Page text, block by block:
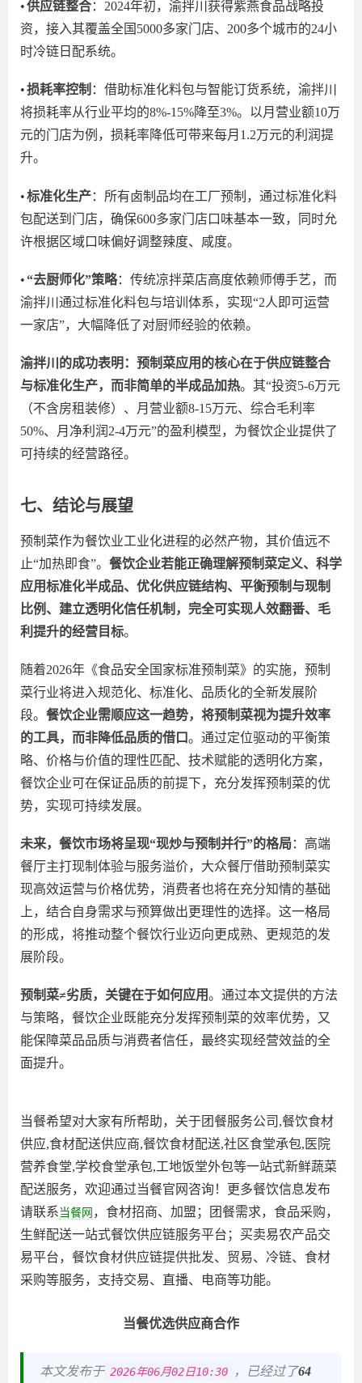
•供应链整合： 2024年初，渝拌川 获得紫燕食品战略投
资，接入其覆盖全国 5000多家门店、 200多个城市的24小
时冷链日配系统。
•损耗率控制 ：借助标准化料包与智能订货系统，渝拌川
将损耗率从行业平均的8%-15%降至3%。以月营业额10万
元的门店为例，损耗率降低可带来每月1.2万元的利润提
升。
•标准化生产：所有卤制品均在工厂预制， 通过标准化料
包配送到门店， 确保600多家门店口味基本一致，同时允
许根据区域口味偏好调整辣度、咸度。
•“去厨师化”策略：传统凉拌菜店高度依赖师傅手艺，而
渝拌川通过标准化料包与培训体系，实现“2人即可运营
一家店”，大幅降低了对厨师经验的依赖。
渝拌川的成功表明：预制菜应用的核心在于供应链整合
与标准化生产，而非简单的半成品加热。其“投资5-6万元
（不含房租装修）、月营业额8-15万元、综合毛利率
50%、月净利润2-4万元”的盈利模型，为餐饮企业提供了
可持续的经营路径。
七、结论与展望
预制菜作为餐饮业工业化进程的必然产物，其价值远不
止“加热即食”。 餐饮企业若能正确理解预制菜定义、科学
应用标准化半成品、优化供应链结构、平衡预制与现制
比例、建立透明化信任机制，完全可实现人效翻番、毛
利提升的经营目标。
随着2026年《食品安全国家标准预制菜》的实施，预制
菜行业将进入规范化、标准化、品质化的全新发展阶
段。 餐饮企业需顺应这一趋势，将预制菜视为提升效率
的工具，而非降低品质的借口。通过定位驱动的平衡策
略、价格与价值的理性匹配、技术赋能的透明化方案，
餐饮企业可在保证品质的前提下， 充分发挥预制菜的优
势，实现可持续发展。
未来，餐饮市场将呈现“现炒与预制并行”的格局：高端
餐厅主打现制体验与服务溢价，大众餐厅借助预制菜实
现高效运营与价格优势，消费者也将在充分知情的基础
上，结合自身需求与预算做出更理性的选择。这一格局
的形成，将推动整个餐饮行业迈向更成熟、更规范的发
展阶段。
预制菜≠劣质，关键在于如何应用。通过本文提供的方法
与策略，餐饮企业既能充分发挥预制菜的效率优势，又
能保障菜品品质与消费者信任，最终实现经营效益的全
面提升。
当餐希望对大家有所帮助，关于团餐服务公司,餐饮食材
供应,食材配送供应商,餐饮食材配送,社区食堂承包,医院
营养食堂,学校食堂承包,工地饭堂外包等一站式新鲜蔬菜
配送服务，欢迎通过当餐官网咨询！更多餐饮信息发布
请联系当餐网 ，食材招商、加盟；团餐需求，食品采购，
生鲜配送一站式餐饮供应链服务平台；买卖易农产品交
易平台，餐饮食材供应链提供批发、贸易、冷链、食材
采购等服务，支持交易、直播、电商等功能。
当餐优选供应商合作
本文发布于 2026年06月02日10:30 ，已经过了64